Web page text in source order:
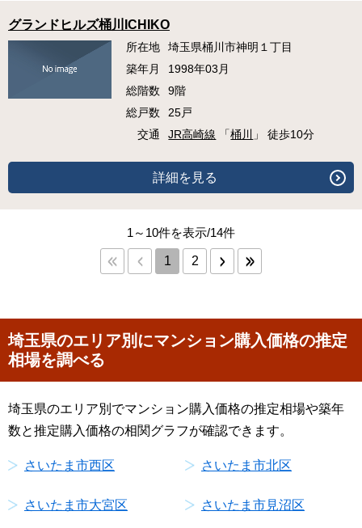
グランドヒルズ桶川ICHIKO
所在地
埼玉県桶川市神明１丁目
築年月
1998年03月
総階数
9階
総戸数
25戸
交通
JR高崎線 「桶川 」 徒歩10分
詳細を見る
1～10件を表示/14件
1 2
埼玉県のエリア別にマンション購入価格の推定
相場を調べる
埼玉県のエリア別でマンション購入価格の推定相場や築年
数と推定購入価格の相関グラフが確認できます。
さいたま市西区 さいたま市北区
さいたま市大宮区 さいたま市見沼区